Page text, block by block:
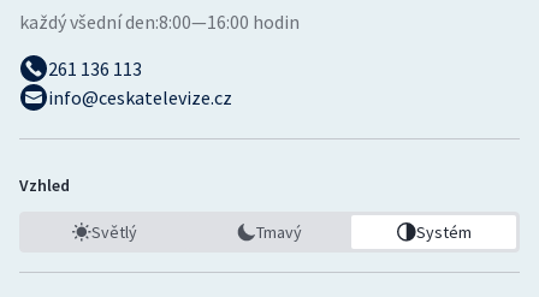
každý všední den:8:00—16:00 hodin
261 136 113
info@ceskatelevize.cz
Vzhled
Světlý Tmavý Systém